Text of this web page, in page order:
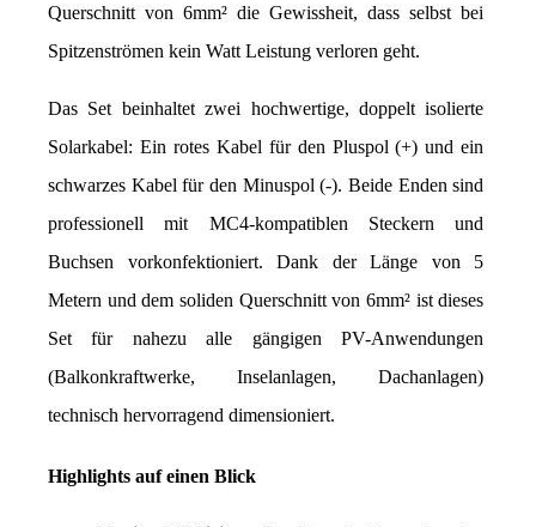
Querschnitt von 6mm² die Gewissheit, dass selbst bei
Spitzenströmen kein Watt Leistung verloren geht.
Das Set beinhaltet zwei hochwertige, doppelt isolierte
Solarkabel: Ein rotes Kabel für den Pluspol (+) und ein
schwarzes Kabel für den Minuspol (-). Beide Enden sind
professionell mit MC4-kompatiblen Steckern und
Buchsen vorkonfektioniert. Dank der Länge von 5
Metern und dem soliden Querschnitt von 6mm² ist dieses
Set für nahezu alle gängigen PV-Anwendungen
(Balkonkraftwerke, Inselanlagen, Dachanlagen)
technisch hervorragend dimensioniert.
Highlights auf einen Blick